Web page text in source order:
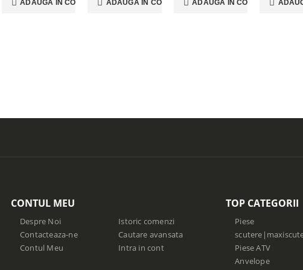
ADAUGĂ ÎN COȘ ADAUGĂ ÎN COȘ ADAUGĂ ÎN COȘ
CONTUL MEU
Despre Noi
Contacteaza-ne
Contul Meu
Istoric comenzi
Cautare avansata
Intra in cont
TOP CATEGORII
Piese
Piese ATV
Anvelope